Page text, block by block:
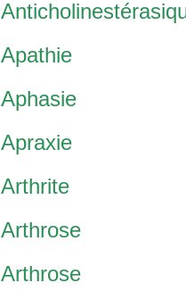
Apathie
Aphasie
Apraxie
Arthrite
Arthrose
Arthrose